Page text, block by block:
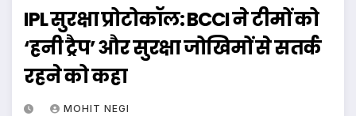
IPL सुरक्षा प्रोटोकॉल: BCCI ने टीमों को
‘हनी ट्रैप’ और सुरक्षा जोखिमों से सतर्क
रहने को कहा
MOHIT NEGI